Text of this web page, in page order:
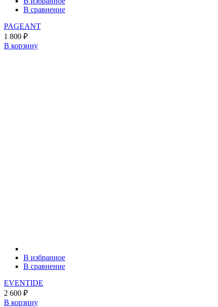
В сравнение
PAGEANT
1 800 ₽
В корзину
В избранное
В сравнение
EVENTIDE
2 600 ₽
В корзину